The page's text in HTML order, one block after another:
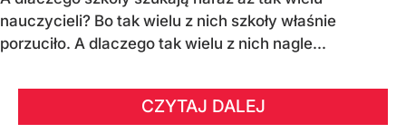
nauczycieli? Bo tak wielu z nich szkoły właśnie
porzuciło. A dlaczego tak wielu z nich nagle...
CZYTAJ DALEJ